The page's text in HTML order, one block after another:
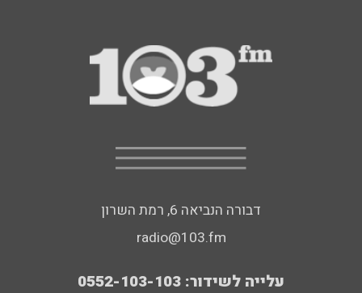
דבורה הנביאה 6, רמת השרון
radio@103.fm
עלייה לשידור: 0552-103-103